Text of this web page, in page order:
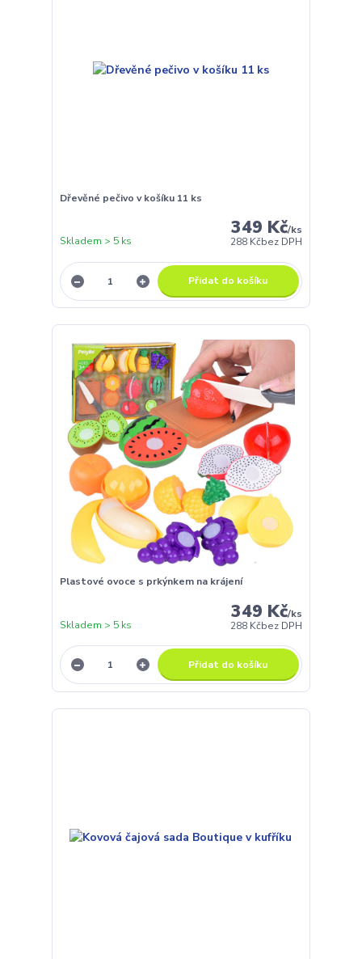
Dřevěné pečivo v košíku 11 ks
349 Kč/ks
288 Kčbez DPH
Skladem > 5 ks
Přidat do košíku
Plastové ovoce s prkýnkem na krájení
349 Kč/ks
288 Kčbez DPH
Skladem > 5 ks
Přidat do košíku